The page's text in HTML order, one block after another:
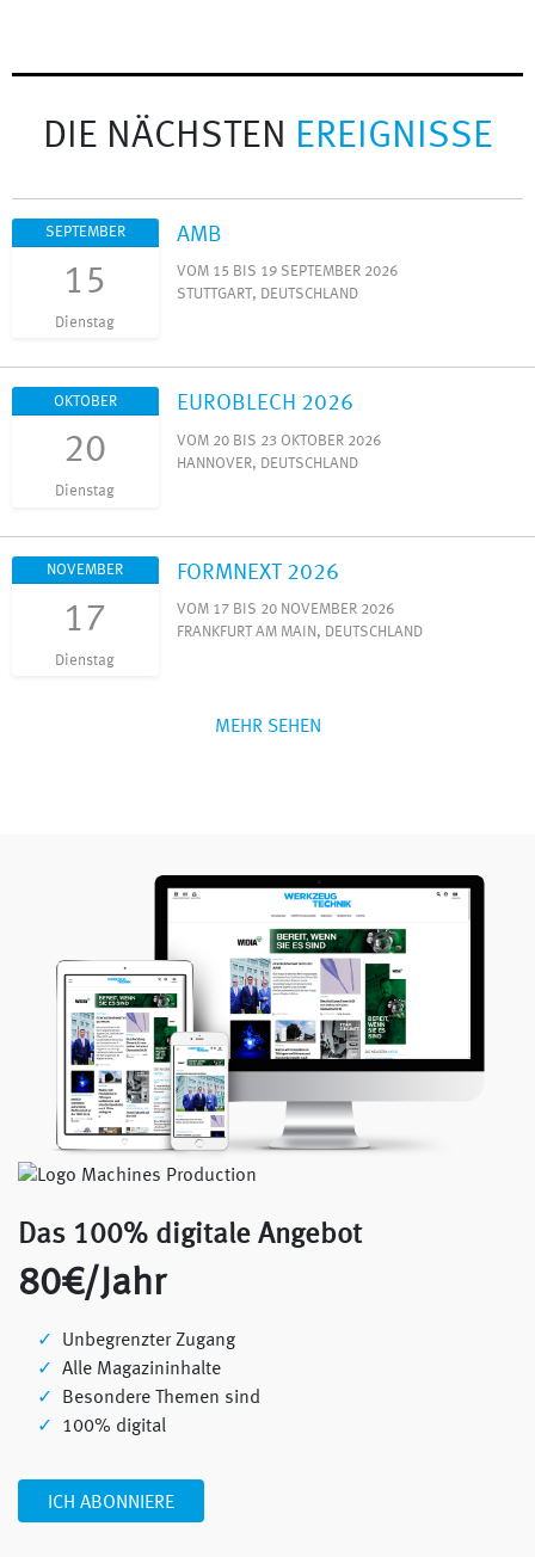
DIE NÄCHSTEN EREIGNISSE
SEPTEMBER
15
Dienstag
AMB
VOM 15 BIS 19 SEPTEMBER 2026
STUTTGART, DEUTSCHLAND
OKTOBER
20
Dienstag
EUROBLECH 2026
VOM 20 BIS 23 OKTOBER 2026
HANNOVER, DEUTSCHLAND
NOVEMBER
17
Dienstag
FORMNEXT 2026
VOM 17 BIS 20 NOVEMBER 2026
FRANKFURT AM MAIN, DEUTSCHLAND
MEHR SEHEN
Das 100% digitale Angebot
80€/Jahr
Unbegrenzter Zugang
Alle Magazininhalte
Besondere Themen sind
100% digital
ICH ABONNIERE